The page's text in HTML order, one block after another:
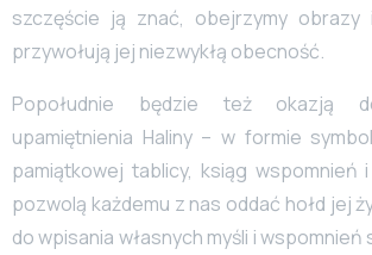
szczęście ją znać, obejrzymy obrazy
przywołują jej niezwykłą obecność.
Popołudnie będzie też okazją
upamiętnienia Haliny – w formie
pamiątkowej tablicy, ksiąg
pozwolą każdemu z nas oddać hołd jej
do wpisania własnych myśli i